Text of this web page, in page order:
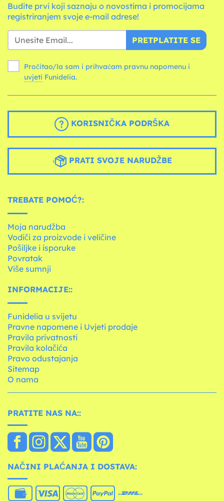
Budite prvi koji saznaju o novostima i promocijama
registriranjem svoje e-mail adrese!
PRETPLATITE SE
Pročitao/la sam i prihvaćam pravnu napomenu i
uvjeti Funidelia.
KORISNIČKA PODRŠKA
PRATI SVOJE NARUDŽBE
TREBATE POMOĆ?:
Moja narudžba
Vodiči za proizvode i veličine
Pošiljke i isporuke
Povratak
Više sumnji
INFORMACIJE::
Funidelia u svijetu
Pravne napomene i Uvjeti prodaje
Pravila privatnosti
Pravila kolačića
Pravo odustajanja
Sitemap
O nama
PRATITE NAS NA::
NAČINI PLAĆANJA I DOSTAVA: